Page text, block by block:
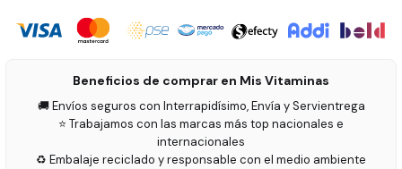
Beneficios de comprar en Mis Vitaminas
🚚 Envíos seguros con Interrapidísimo, Envía y Servientrega
⭐ Trabajamos con las marcas más top nacionales e
internacionales
♻️ Embalaje reciclado y responsable con el medio ambiente